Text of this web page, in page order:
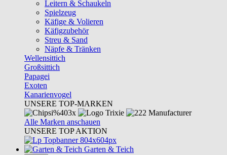
Leitern & Schaukeln
Spielzeug
Käfige & Volieren
Käfigzubehör
Streu & Sand
Näpfe & Tränken
Wellensittich
Großsittich
Papagei
Exoten
Kanarienvogel
UNSERE TOP-MARKEN
Alle Marken anschauen
UNSERE TOP AKTION
Garten & Teich